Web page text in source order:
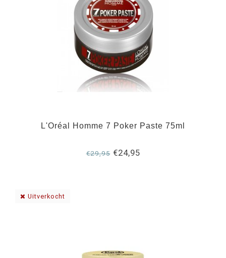
L'Oréal Homme 7 Poker Paste 75ml
€29,95€24,95
Uitverkocht